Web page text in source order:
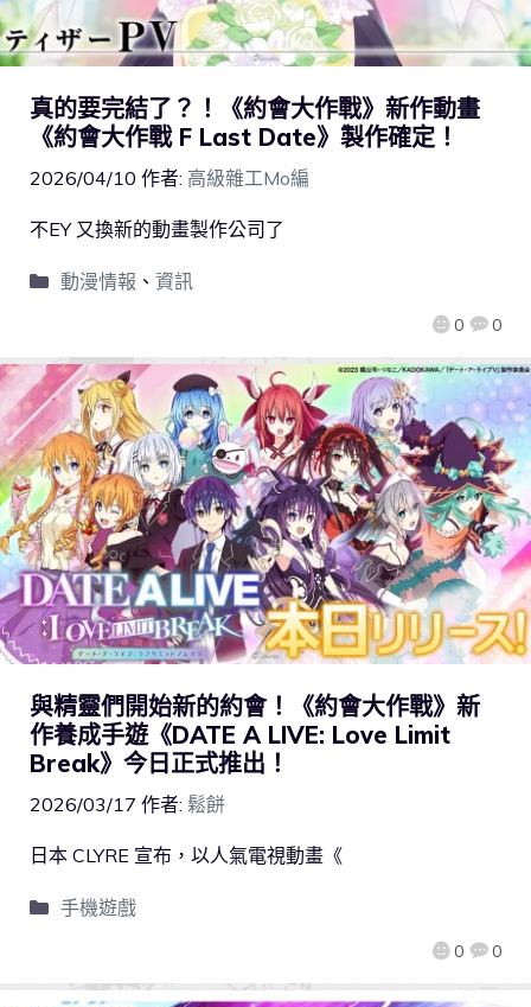
真的要完結了？！《約會大作戰》新作動畫
《約會大作戰 F Last Date》製作確定！
2026/04/10 作者: 高級雜工Mo編
0 0
不EY 又換新的動畫製作公司了
動漫情報 、 資訊
與精靈們開始新的約會！《約會大作戰》新
作養成手遊《DATE A LIVE: Love Limit
Break》今日正式推出！
2026/03/17 作者: 鬆餅
0 0
日本 CLYRE 宣布，以人氣電視動畫《
手機遊戲